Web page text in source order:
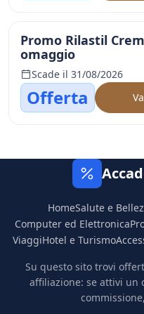
Promo Rilastil
omaggio
Scade il 31/08/2026
Offerta
HomeSalute e
Computer ed Elettronica
ViaggiHotel e Turismo
Su questo sito trovi
affiliazione: se attivi un